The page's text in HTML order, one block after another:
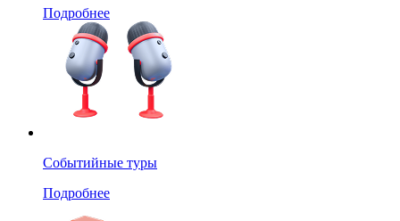
Подробнее
Событийные туры
Подробнее